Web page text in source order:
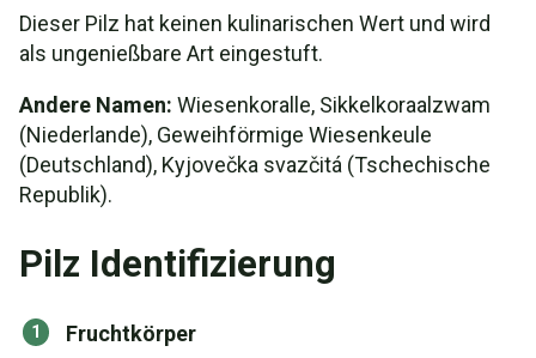
Dieser Pilz hat keinen kulinarischen Wert und wird
als ungenießbare Art eingestuft.
Andere Namen: Wiesenkoralle, Sikkelkoraalzwam
(Niederlande), Geweihförmige Wiesenkeule
(Deutschland), Kyjovečka svazčitá (Tschechische
Republik).
Pilz Identifizierung
Fruchtkörper